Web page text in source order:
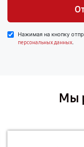
Нажимая на кнопку
персональных данных.
Мы